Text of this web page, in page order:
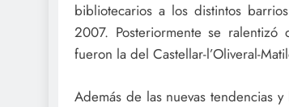
bibliotecarios a los distintos
2007. Posteriormente se
fueron la del Castellar-l’Oliveral-
Además de las nuevas tendencias